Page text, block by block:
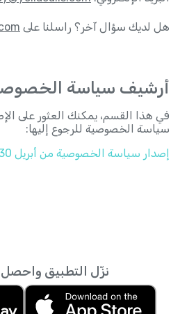
هل لديك سؤال آخر؟ راسلنا على
أرشيف سياسة
في هذا القسم، يمكنك العثور على
سياسة الخصوصية للرجوع إليها:
إصدار سياسة الخصوصية من أبريل 30, 2025
نزّل التطبيق واحصل